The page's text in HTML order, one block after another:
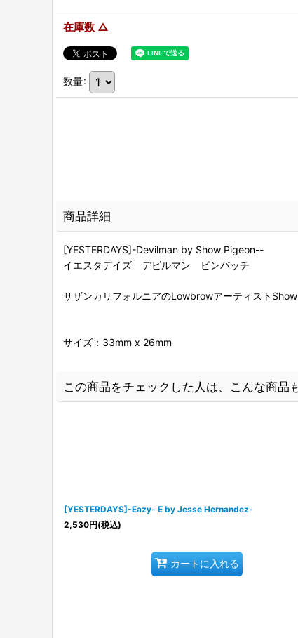
在庫数 △
数量:
商品詳細
[YESTERDAYS]-Devilman by Show Pigeon--
イエスタデイズ デビルマン ピンバッチ
サザンカリフォルニアのLowbrowアーティスト
サイズ：33mm x 26mm
この商品をチェックした人は、こんな商品
[YESTERDAYS]-Eazy- E by Jesse Hernandez-
2,530円(税込)
カートに入れる